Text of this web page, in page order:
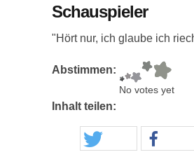
Schauspieler
"Hört nur, ich glaube ich
Abstimmen:
No votes yet
Inhalt teilen: